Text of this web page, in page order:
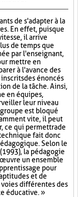
de s'adapter à la
En effet, puisque
il arrive
de temps que
par l'enseignant,
mettre en
à l'avance des
des énoncés
de la tâche. Ainsi,
en équipes,
leur niveau
est bloqué
vite, il peut
ce qui permettra de
fait donc
Selon le
la pédagogie
un ensemble
pour
et de
différentes des
éducative. »